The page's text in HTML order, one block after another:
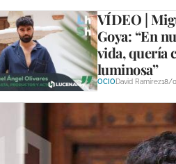
VÍDEO |
Goya: “En
vida, quería
luminosa”
OCIODavid Ramírez18/